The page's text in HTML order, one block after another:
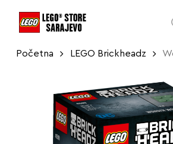
Početna LEGO Brickheadz